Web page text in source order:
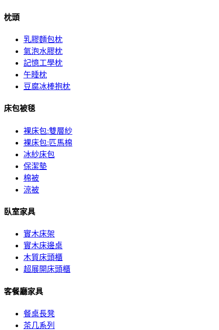
枕頭
乳膠麵包枕
氣泡水膠枕
記憶工學枕
午睡枕
豆腐冰棒抱枕
床包被毯
裸床包:雙層紗
裸床包:匹馬棉
冰紗床包
保潔墊
棉被
涼被
臥室家具
實木床架
實木床邊桌
木質床頭櫃
超展開床頭櫃
客餐廳家具
餐桌長凳
茶几系列